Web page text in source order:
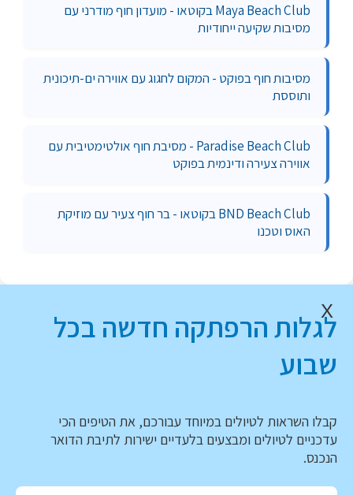
Maya Beach Club בקוטאו - מועדון חוף מודרני עם
מסיבות שקיעה ייחודיות
מסיבות חוף בפוקט - המקום לחגוג עם אווירה ים-תיכונית
ותוססת
Paradise Beach Club - מסיבת חוף אולטימטיבית עם
אווירה צעירה ודינמית בפוקט
BND Beach Club בקוטאו - בר חוף צעיר עם מוזיקת
האוס וטכנו
X
לגלות הרפתקה חדשה בכל
שבוע
קבלו השראות לטיולים במיוחד עבורכם, את הטיפים הכי
עדכניים לטיולים ומבצעים בלעדיים ישירות לתיבת הדואר
הנכנס.